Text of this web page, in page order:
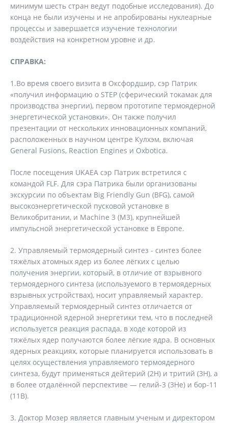
минимум шесть стран ведут подобные исследования). До
конца не были изучены и не апробированы нуклеарные
процессы и завершается изучение технологии
воздействия на конкретном уровне и др.
СПРАВКА:
1.Во время своего визита в Оксфордшир, сэр Патрик
«получил информацию о STEP (сферический токамак для
производства энергии), первом прототипе термоядерной
энергетической установки». Он также получил
презентации от нескольких инновационных компаний,
расположенных в научном центре Кулхэм, включая
General Fusions, Reaction Engines и Oxbotica.
После посещения UKAEA сэр Патрик встретился с
командой FLF. Для сэра Патрика были организованы
экскурсии по объектам Big Friendly Gun (BFG), самой
высокоэнергетической пусковой установке в
Великобритании, и Machine 3 (M3), крупнейшей
импульсной энергетической установке в Европе.
2. Управляемый термоядерный синтез - синтез более
тяжёлых атомных ядер из более лёгких с целью
получения энергии, который, в отличие от взрывного
термоядерного синтеза (используемого в термоядерных
взрывных устройствах), носит управляемый характер.
Управляемый термоядерный синтез отличается от
традиционной ядерной энергетики тем, что в последней
используется реакция распада, в ходе которой из
тяжёлых ядер получаются более лёгкие ядра. В основных
ядерных реакциях, которые планируется использовать в
целях осуществления управляемого термоядерного
синтеза, будут применяться дейтерий (2H) и тритий (3H), а
в более отдалённой перспективе — гелий-3 (3He) и бор-11
(11B).
3. Доктор Мозер является главным ученым и директором